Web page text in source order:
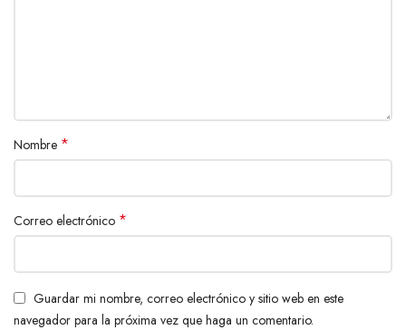
Nombre *
Correo electrónico *
Guardar mi nombre, correo electrónico y sitio web en este
navegador para la próxima vez que haga un comentario.